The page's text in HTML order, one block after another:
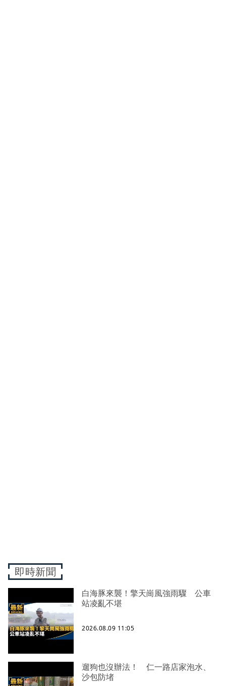
即時新聞
白海豚來襲！擎天崗風強雨驟 公車
站凌亂不堪
2026.08.09 11:05
遛狗也沒辦法！ 仁一路店家泡水、
沙包防堵